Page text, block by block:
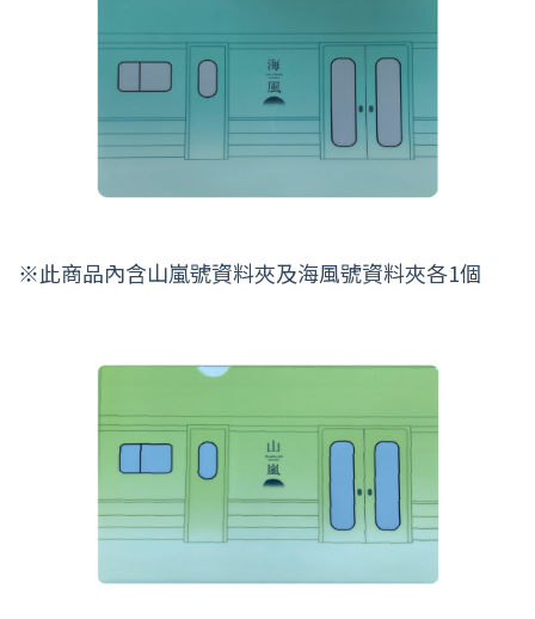
※此商品內含山嵐號資料夾及海風號資料夾各1個